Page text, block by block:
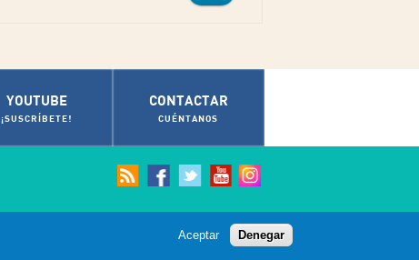
YOUTUBE
¡SUSCRÍBETE!
CONTACTAR
CUÉNTANOS
© Ayuntamiento de Cádiz 2012
Aceptar Denegar